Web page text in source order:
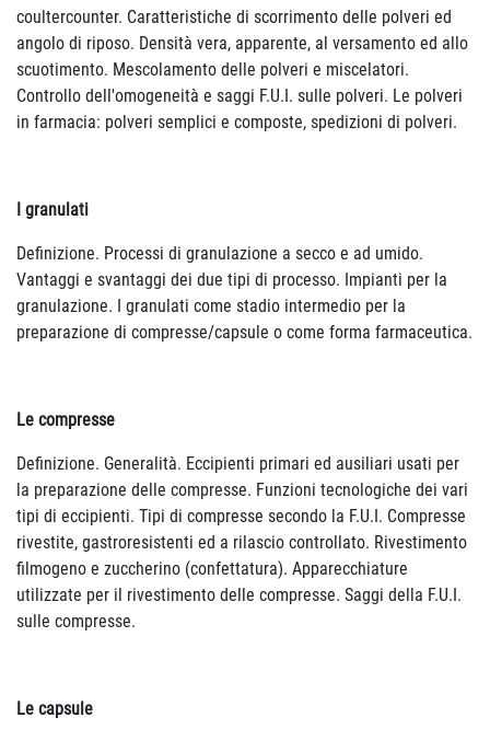
coultercounter. Caratteristiche di scorrimento delle polveri ed
angolo di riposo. Densità vera, apparente, al versamento ed allo
scuotimento. Mescolamento delle polveri e miscelatori.
Controllo dell'omogeneità e saggi F.U.I. sulle polveri. Le polveri
in farmacia: polveri semplici e composte, spedizioni di polveri.
I granulati
Definizione. Processi di granulazione a secco e ad umido.
Vantaggi e svantaggi dei due tipi di processo. Impianti per la
granulazione. I granulati come stadio intermedio per la
preparazione di compresse/capsule o come forma farmaceutica.
Le compresse
Definizione. Generalità. Eccipienti primari ed ausiliari usati per
la preparazione delle compresse. Funzioni tecnologiche dei vari
tipi di eccipienti. Tipi di compresse secondo la F.U.I. Compresse
rivestite, gastroresistenti ed a rilascio controllato. Rivestimento
filmogeno e zuccherino (confettatura). Apparecchiature
utilizzate per il rivestimento delle compresse. Saggi della F.U.I.
sulle compresse.
Le capsule